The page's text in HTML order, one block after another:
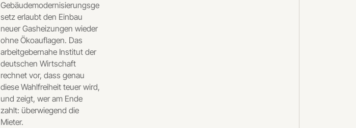
Gebäudemodernisierungsge
setz erlaubt den Einbau
neuer Gasheizungen wieder
ohne Ökoauflagen. Das
arbeitgebernahe Institut der
deutschen Wirtschaft
rechnet vor, dass genau
diese Wahlfreiheit teuer wird,
und zeigt, wer am Ende
zahlt: überwiegend die
Mieter.